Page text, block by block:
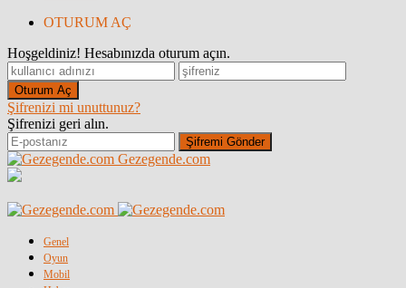
OTURUM AÇ
Hoşgeldiniz! Hesabınızda oturum açın.
Şifrenizi mi unuttunuz?
Şifrenizi geri alın.
Gezegende.com
Genel
Oyun
Mobil